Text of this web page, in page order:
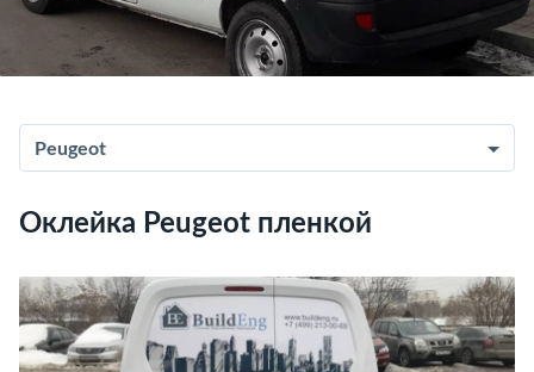
Peugeot
Оклейка Peugeot пленкой